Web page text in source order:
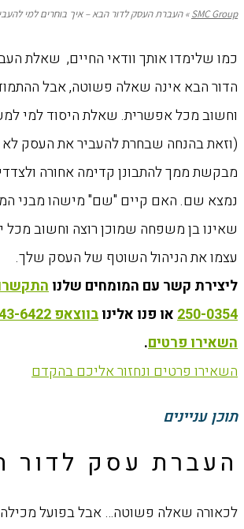
SMC Group
»העברת העסק לדור הבא – איך בוחרים למי
כמו שלימדו אותך וודאי החיים, שאלת
הדור הבא אינה שאלה פשוטה, אבל
וחשוב מכל אפשרית. שאלת היסוד למי
(וזאת בהנחה שבחרת להעביר את העסק לא
מבקשת ממך להתבונן קדימה אחורה
נמצא שם. האם קיים "שם" מישהו מבני
שאינו בן משפחה שמוכן רוצה וחשוב מכל
עצמו את הניהול השוטף של העסק שלך.
ליצירת קשר עם המומחים שלנו
250-0354או פנו אלינובווצאפ 054-443-6422
השאירו פרטים.
השאירו פרטים ונחזור אליכם בהקדם
תוכן עניינים
העברת עסק לדור
לכאורה שאלה פשוטה… אבל בפועל